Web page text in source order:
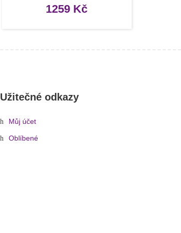
1259 Kč
Užitečné odkazy
Můj účet
Oblíbené